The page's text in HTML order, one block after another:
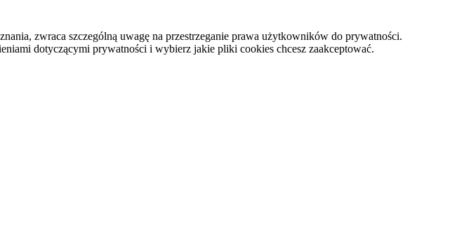
zwraca szczególną uwagę na przestrzeganie prawa użytkowników do prywatności.
dotyczącymi prywatności i wybierz jakie pliki cookies chcesz zaakceptować.